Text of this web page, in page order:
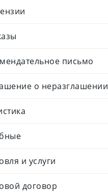
письмо
о неразглашении
и услуги
договор